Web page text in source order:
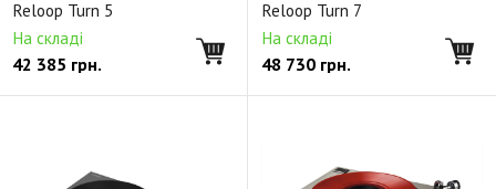
Reloop Turn 5
На складі
42 385 грн.
Reloop Turn 7
На складі
48 730 грн.